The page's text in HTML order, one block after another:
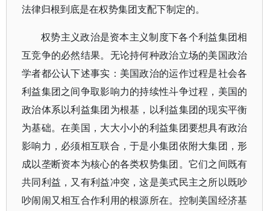
法律归根到底是在权势集团支配下制定的。
权势主义政治是资本主义制度下各个利益集团相
互竞争的必然结果。无论持何种政治立场的美国政治
学者都公认下述事实：美国政治的运作过程是社会各
利益集团之间争取影响力的持续性斗争过程，美国的
政治体系以利益集团为根基，以利益集团的现实平衡
为基础。在美国，大大小小的利益集团要想具有政治
影响力，必须相互联合，于是小集团依附大集团，形
成以垄断资本为核心的各类权势集团。它们之间既有
共同利益，又有利益冲突，这是美式民主之所以既吵
吵闹闹又相互合作利用的根源所在。控制美国经济基